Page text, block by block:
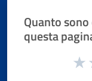
Quanto
questa
Valuta da 1 a 5